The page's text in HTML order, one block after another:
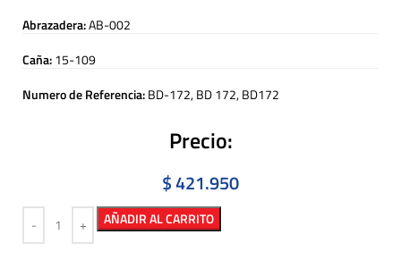
Abrazadera:AB-002
Caña:15-109
Numero de Referencia:BD-172, BD 172, BD172
Precio:
$421.950
AÑADIR AL CARRITO